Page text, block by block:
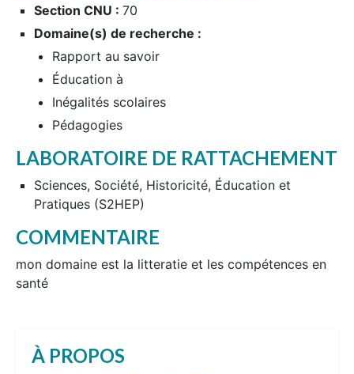
Section CNU : 70
Domaine(s) de recherche :
Rapport au savoir
Éducation à
Inégalités scolaires
Pédagogies
LABORATOIRE DE RATTACHEMENT
Sciences, Société, Historicité, Éducation et
Pratiques (S2HEP)
COMMENTAIRE
mon domaine est la litteratie et les compétences en
santé
À PROPOS